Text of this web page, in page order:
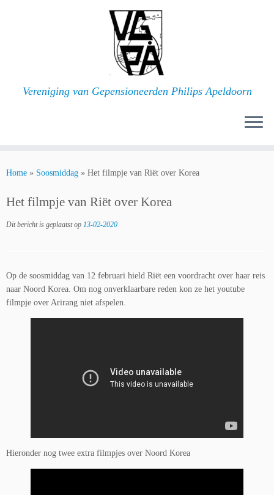
Vereniging van Gepensioneerden Philips Apeldoorn
Home » Soosmiddag » Het filmpje van Riët over Korea
Het filmpje van Riët over Korea
Dit bericht is geplaatst op 13-02-2020
Op de soosmiddag van 12 februari hield Riët een voordracht over haar reis
naar Noord Korea. Om nog onverklaarbare reden kon ze het youtube
filmpje over Arirang niet afspelen.
Hieronder nog twee extra filmpjes over Noord Korea